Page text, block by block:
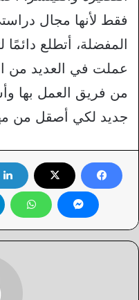
فقط لأنها مجال
المفضلة، أتطلع
عملت في العديد من
من فريق العمل بها
جديد لكي أصقل من